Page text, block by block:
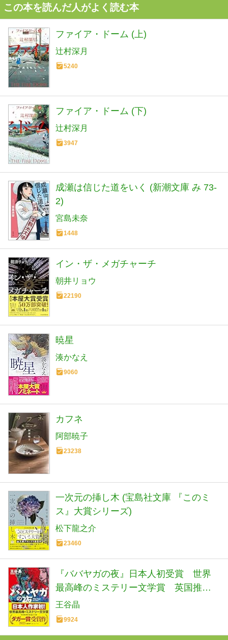
この本を読んだ人がよく読む本
ファイア・ドーム (上)
辻村深月
5240
ファイア・ドーム (下)
辻村深月
3947
成瀬は信じた道をいく (新潮文庫 み 73-
2)
宮島未奈
1448
イン・ザ・メガチャーチ
朝井リョウ
22190
暁星
湊かなえ
9060
カフネ
阿部暁子
23238
一次元の挿し木 (宝島社文庫 『このミ
ス』大賞シリーズ)
松下龍之介
23460
『ババヤガの夜』日本人初受賞 世界
最高峰のミステリー文学賞 英国推理
作家協会賞(ダガー賞） (河出文庫 お 46-
1)
王谷晶
9924